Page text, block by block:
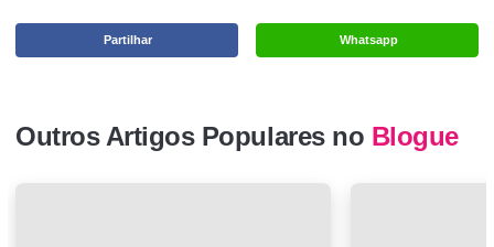
Whatsapp
Partilhar
Outros Artigos Populares no Blogue